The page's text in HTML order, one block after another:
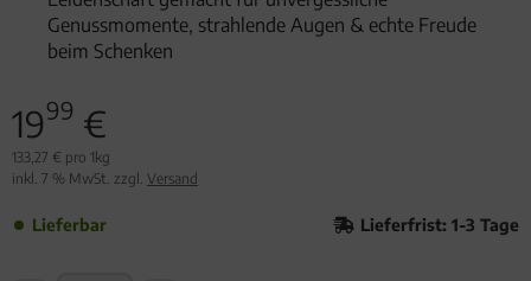
Genussmomente, strahlende Augen & echte Freude
beim Schenken
1999 €
133,27 € pro 1kg
inkl. 7 % MwSt. zzgl. Versand
Lieferbar Lieferfrist: 1-3 Tage